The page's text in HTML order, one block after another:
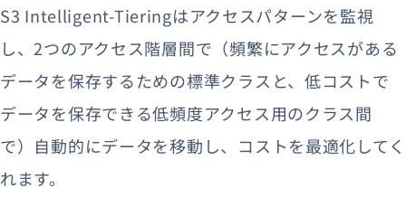
S3 Intelligent-Tieringはアクセスパターンを監視
し、2つのアクセス階層間で（頻繁にアクセスがある
データを保存するための標準クラスと、低コストで
データを保存できる低頻度アクセス用のクラス間
で）自動的にデータを移動し、コストを最適化してく
れます。